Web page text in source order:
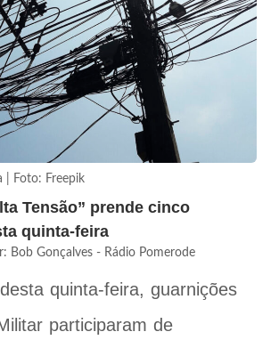
| Foto: Freepik
Tensão” prende cinco
quinta-feira
Bob Gonçalves - Rádio Pomerode
quinta-feira, guarnições
participaram de